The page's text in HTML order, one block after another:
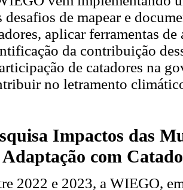
desafios de mapear e
aplicar ferramentas
da contribuição
de catadores na
no letramento
Impactos das
Adaptação com
2022 e 2023, a WIEGO,